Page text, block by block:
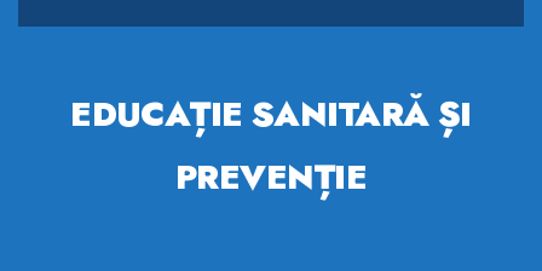
EDUCAȚIE SANITARĂ ȘI
PREVENȚIE